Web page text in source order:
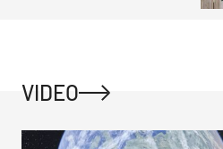
VIDEO